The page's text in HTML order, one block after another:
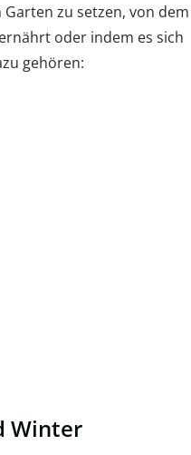
zu setzen, von dem
oder indem es sich
gehören:
Winter